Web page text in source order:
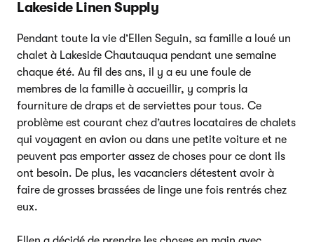
Lakeside Linen Supply
Pendant toute la vie d’Ellen Seguin, sa famille a loué un
chalet à Lakeside Chautauqua pendant une semaine
chaque été. Au fil des ans, il y a eu une foule de
membres de la famille à accueillir, y compris la
fourniture de draps et de serviettes pour tous. Ce
problème est courant chez d’autres locataires de chalets
qui voyagent en avion ou dans une petite voiture et ne
peuvent pas emporter assez de choses pour ce dont ils
ont besoin. De plus, les vacanciers détestent avoir à
faire de grosses brassées de linge une fois rentrés chez
eux.